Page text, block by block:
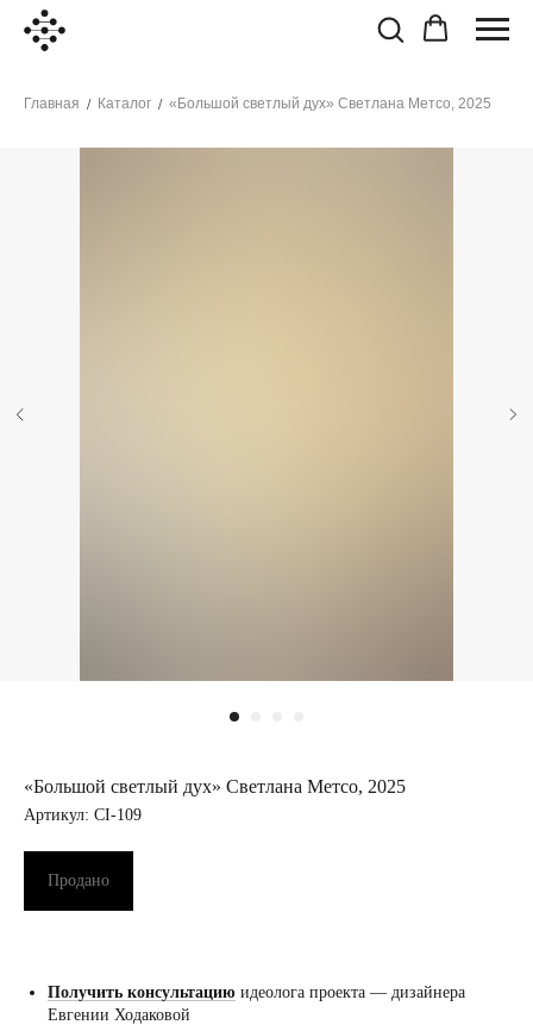
Главная / Каталог / «Большой светлый дух» Светлана Метсо, 2025
«Большой светлый дух» Светлана Метсо, 2025
Артикул: CI-109
Продано
Получить консультацию идеолога проекта — дизайнера
Евгении Ходаковой